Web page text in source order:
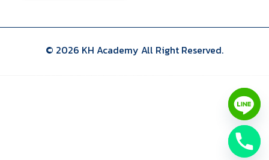
© 2026 KH Academy All Right Reserved.